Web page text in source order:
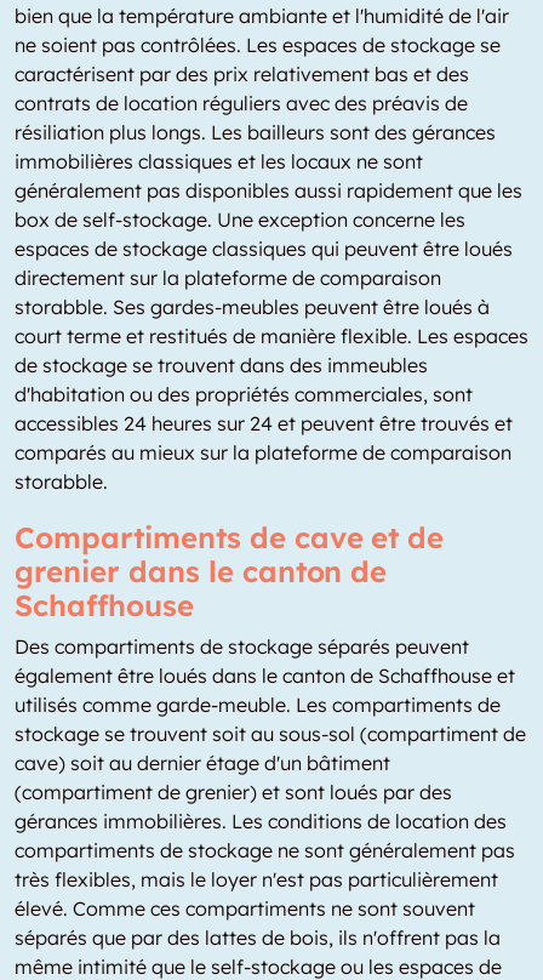
bien que la température ambiante et l'humidité de l'air
ne soient pas contrôlées. Les espaces de stockage se
caractérisent par des prix relativement bas et des
contrats de location réguliers avec des préavis de
résiliation plus longs. Les bailleurs sont des gérances
immobilières classiques et les locaux ne sont
généralement pas disponibles aussi rapidement que les
box de self-stockage. Une exception concerne les
espaces de stockage classiques qui peuvent être loués
directement sur la plateforme de comparaison
storabble. Ses gardes-meubles peuvent être loués à
court terme et restitués de manière flexible. Les espaces
de stockage se trouvent dans des immeubles
d'habitation ou des propriétés commerciales, sont
accessibles 24 heures sur 24 et peuvent être trouvés et
comparés au mieux sur la plateforme de comparaison
storabble.
Compartiments de cave et de
grenier dans le canton de
Schaffhouse
Des compartiments de stockage séparés peuvent
également être loués dans le canton de Schaffhouse et
utilisés comme garde-meuble. Les compartiments de
stockage se trouvent soit au sous-sol (compartiment de
cave) soit au dernier étage d'un bâtiment
(compartiment de grenier) et sont loués par des
gérances immobilières. Les conditions de location des
compartiments de stockage ne sont généralement pas
très flexibles, mais le loyer n'est pas particulièrement
élevé. Comme ces compartiments ne sont souvent
séparés que par des lattes de bois, ils n'offrent pas la
même intimité que le self-stockage ou les espaces de